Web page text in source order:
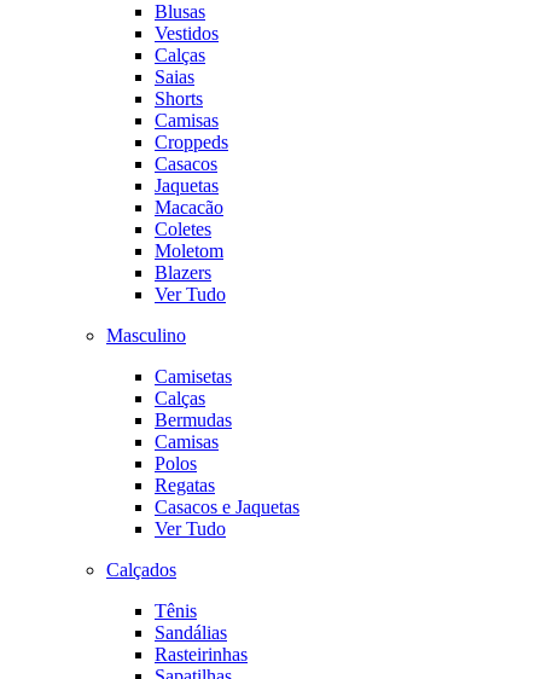
Blusas
Vestidos
Calças
Saias
Shorts
Camisas
Croppeds
Casacos
Jaquetas
Macacão
Coletes
Moletom
Blazers
Ver Tudo
Masculino
Camisetas
Calças
Bermudas
Camisas
Polos
Regatas
Casacos e Jaquetas
Ver Tudo
Calçados
Tênis
Sandálias
Rasteirinhas